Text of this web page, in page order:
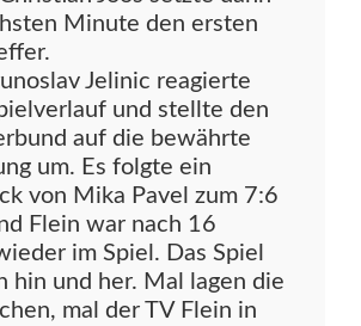
Minute den ersten
Jelinic reagierte
und stellte den
auf die bewährte
um. Es folgte ein
von Mika Pavel zum 7:6
Flein war nach 16
im Spiel. Das Spiel
hin und her. Mal lagen die
mal der TV Flein in